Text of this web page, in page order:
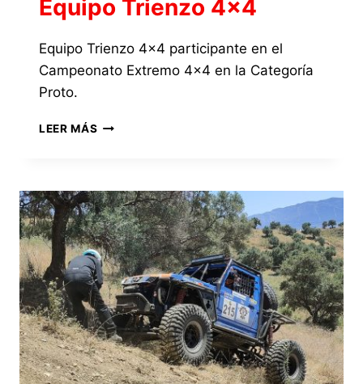
SAMURAI
Equipo Trienzo 4×4
Equipo Trienzo 4×4 participante en el
Campeonato Extremo 4×4 en la Categoría
Proto.
LEER MÁS EQUIPO